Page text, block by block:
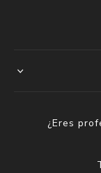
¿Eres